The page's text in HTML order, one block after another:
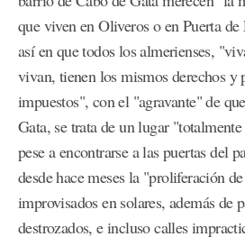
que viven en Oliveros o en Puerta de
así en que todos los almerienses,
vivan, tienen los mismos derechos y
impuestos", con el "agravante" de
Gata, se trata de un lugar
pese a encontrarse a las puertas del
desde hace meses la "proliferación
improvisados en solares, además de
destrozados, e incluso calles